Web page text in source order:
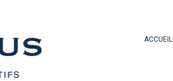
ACCUEIL